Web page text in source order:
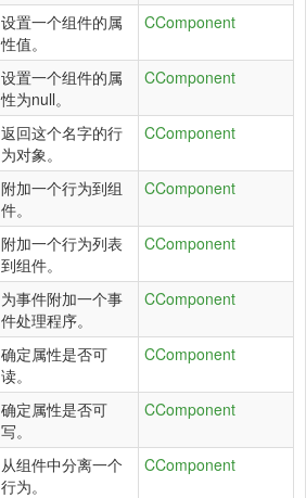
设置一个组件的属
性值。
CComponent
设置一个组件的属
性为null。
CComponent
返回这个名字的行
为对象。
CComponent
附加一个行为到组
件。
CComponent
附加一个行为列表
到组件。
CComponent
为事件附加一个事
件处理程序。
CComponent
确定属性是否可
读。
CComponent
确定属性是否可
写。
CComponent
从组件中分离一个
行为。
CComponent